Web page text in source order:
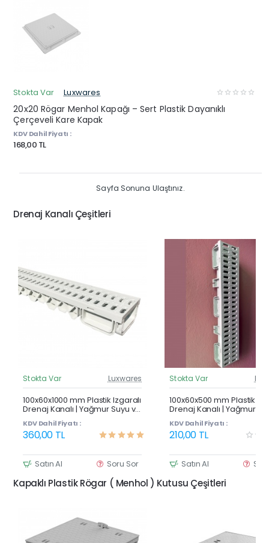
Stokta Var Luxwares
20x20 Rögar Menhol Kapağı – Sert Plastik Dayanıklı
Çerçeveli Kare Kapak
KDV Dahil Fiyatı :
168,00 TL
Sayfa Sonuna Ulaştınız.
Drenaj Kanalı Çeşitleri
Güncel Fiyat
Çok Satan
Stokta Var Luxwares
100x60x1000 mm Plastik Izgaralı
Drenaj Kanalı | Yağmur Suyu ve
Havuz Kenarı Oluğu
KDV Dahil Fiyatı :
360,00 TL
Satın Al Soru Sor
Stokta Var
100x60x500 mm Plastik
Drenaj Kanalı | Yağmur
Havuz Kenarı Oluğu
KDV Dahil Fiyatı :
210,00 TL
Satın Al
Kapaklı Plastik Rögar ( Menhol ) Kutusu Çeşitleri